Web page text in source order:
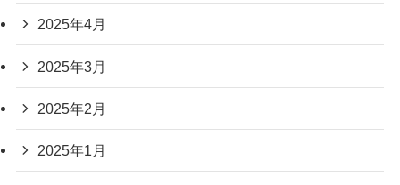
2025年4月
2025年3月
2025年2月
2025年1月